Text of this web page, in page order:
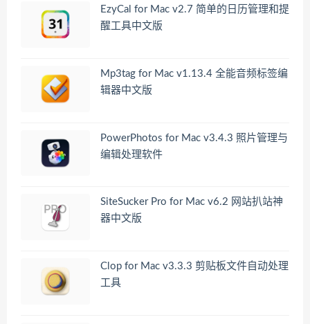
EzyCal for Mac v2.7 简单的日历管理和提
醒工具中文版
Mp3tag for Mac v1.13.4 全能音频标签编
辑器中文版
PowerPhotos for Mac v3.4.3 照片管理与
编辑处理软件
SiteSucker Pro for Mac v6.2 网站扒站神
器中文版
Clop for Mac v3.3.3 剪贴板文件自动处理
工具